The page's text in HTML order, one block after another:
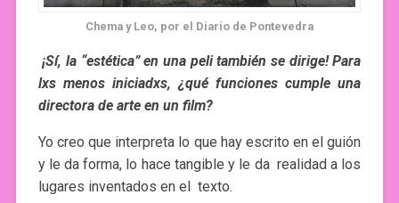
Chema y Leo, por el Diario de Pontevedra
¡Sí, la “estética” en una peli también se dirige! Para
lxs menos iniciadxs, ¿qué funciones cumple una
directora de arte en un film?
Yo creo que interpreta lo que hay escrito en el guión
y le da forma, lo hace tangible y le da realidad a los
lugares inventados en el texto.